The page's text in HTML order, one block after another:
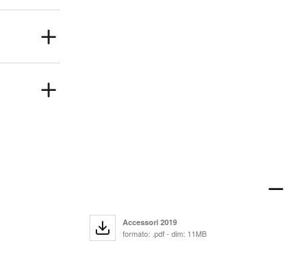
Accessori 2019
formato: .pdf - dim: 11MB